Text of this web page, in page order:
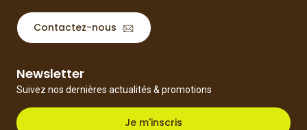
Contactez-nous
Newsletter
Suivez nos dernières actualités & promotions
Je m'inscris